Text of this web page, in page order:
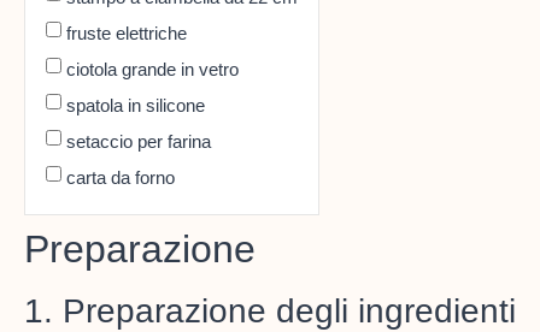
fruste elettriche
ciotola grande in vetro
spatola in silicone
setaccio per farina
carta da forno
Preparazione
1. Preparazione degli ingredienti